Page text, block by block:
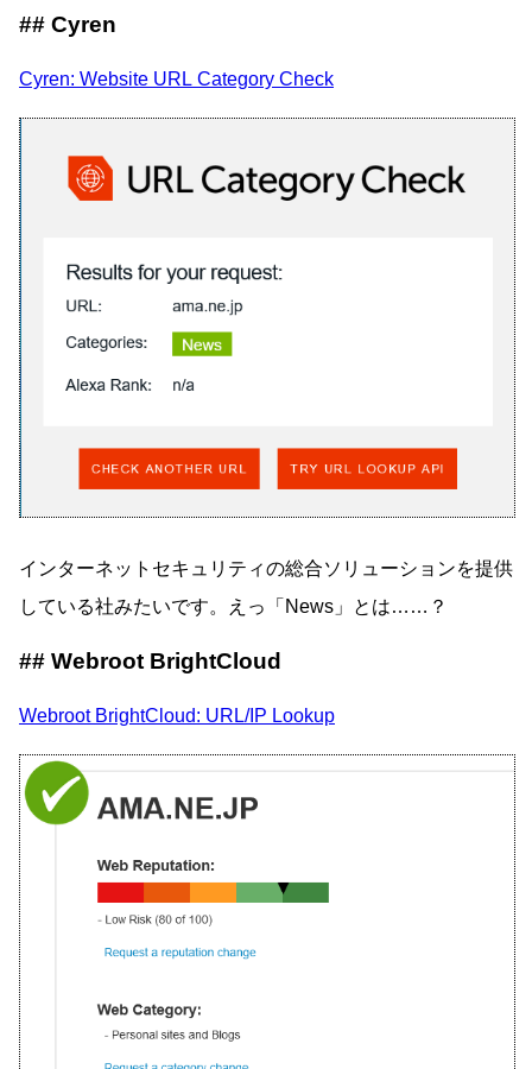
Cyren
Cyren: Website URL Category Check
インターネットセキュリティの総合ソリューションを提供
している社みたいです。えっ「News」とは……？
Webroot BrightCloud
Webroot BrightCloud: URL/IP Lookup